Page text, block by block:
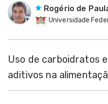
Rogério de
Universidade
Uso de carboidratos
aditivos na